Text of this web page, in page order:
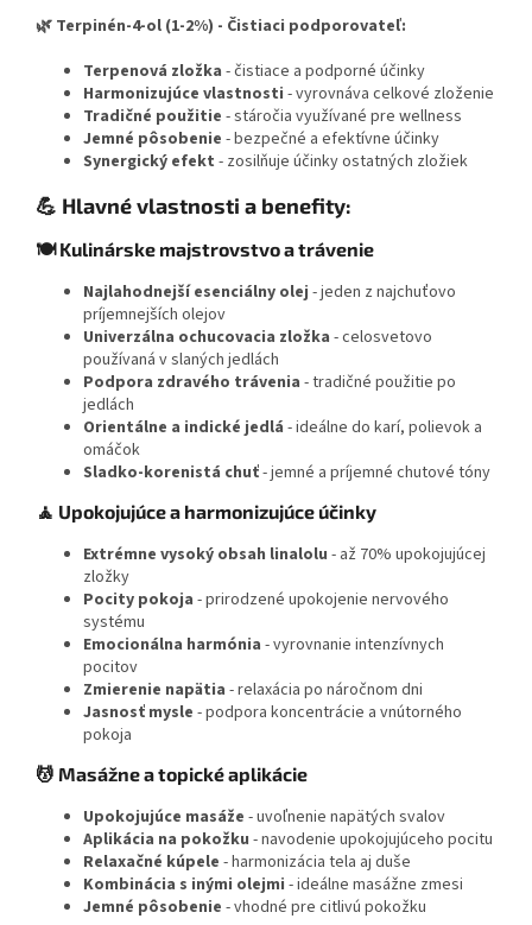
🌿 Terpinén-4-ol (1-2%) - Čistiaci podporovateľ:
Terpenová zložka - čistiace a podporné účinky
Harmonizujúce vlastnosti - vyrovnáva celkové zloženie
Tradičné použitie - stáročia využívané pre wellness
Jemné pôsobenie - bezpečné a efektívne účinky
Synergický efekt - zosilňuje účinky ostatných zložiek
💪 Hlavné vlastnosti a benefity:
🍽️ Kulinárske majstrovstvo a trávenie
Najlahodnejší esenciálny olej - jeden z najchuťovo
príjemnejších olejov
Univerzálna ochucovacia zložka - celosvetovo
používaná v slaných jedlách
Podpora zdravého trávenia - tradičné použitie po
jedlách
Orientálne a indické jedlá - ideálne do karí, polievok a
omáčok
Sladko-korenistá chuť- jemné a príjemné chutové tóny
🧘 Upokojujúce a harmonizujúce účinky
Extrémne vysoký obsah linalolu - až 70% upokojujúcej
zložky
Pocity pokoja - prirodzené upokojenie nervového
systému
Emocionálna harmónia - vyrovnanie intenzívnych
pocitov
Zmierenie napätia - relaxácia po náročnom dni
Jasnosť mysle - podpora koncentrácie a vnútorného
pokoja
💆 Masážne a topické aplikácie
Upokojujúce masáže - uvoľnenie napätých svalov
Aplikácia na pokožku - navodenie upokojujúceho pocitu
Relaxačné kúpele - harmonizácia tela aj duše
Kombinácia s inými olejmi - ideálne masážne zmesi
Jemné pôsobenie - vhodné pre citlivú pokožku